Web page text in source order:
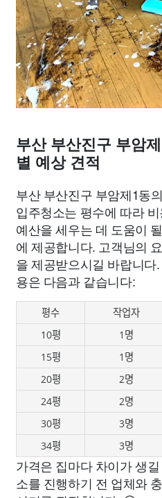
부산 부산진구 부암
별 예상 견적
부산 부산진구 부암제1동
입주청소는 평수에 따라
예산을 세우는 데 도움이
에 제공합니다. 고객님의
을 제공받으시길 바랍니다
용은 다음과 같습니다:
평수 작업자
10평
1명
15평
1명
20평
2명
24평
2명
30평
3명
34평
3명
가격은 집마다 차이가 생
소를 진행하기 전 업체와